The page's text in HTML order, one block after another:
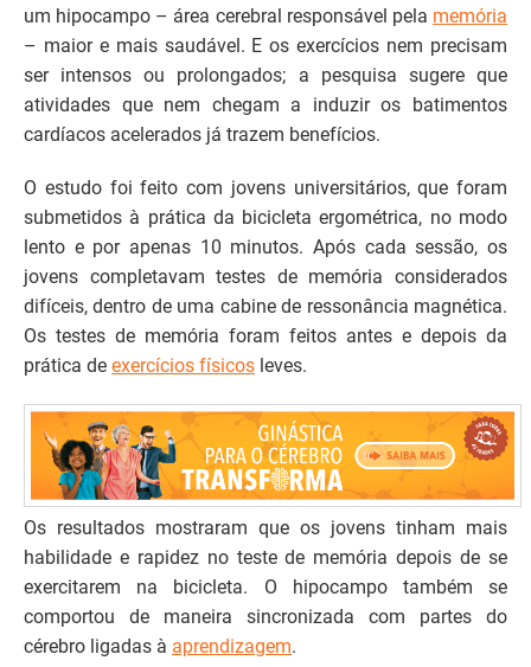
um hipocampo – área cerebral responsável pela memória
– maior e mais saudável. E os exercícios nem precisam
ser intensos ou prolongados; a pesquisa sugere que
atividades que nem chegam a induzir os batimentos
cardíacos acelerados já trazem benefícios.
O estudo foi feito com jovens universitários, que foram
submetidos à prática da bicicleta ergométrica, no modo
lento e por apenas 10 minutos. Após cada sessão, os
jovens completavam testes de memória considerados
difíceis, dentro de uma cabine de ressonância magnética.
Os testes de memória foram feitos antes e depois da
prática de exercícios físicos leves.
Os resultados mostraram que os jovens tinham mais
habilidade e rapidez no teste de memória depois de se
exercitarem na bicicleta. O hipocampo também se
comportou de maneira sincronizada com partes do
cérebro ligadas à aprendizagem.